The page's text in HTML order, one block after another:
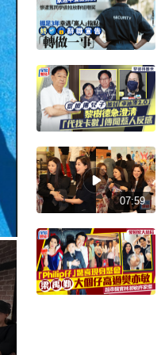
07:59